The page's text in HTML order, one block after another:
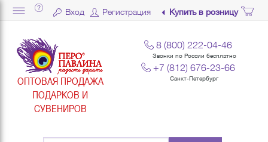
Вход Регистрация Купить в розницу
ОПТОВАЯ ПРОДАЖА
ПОДАРКОВ И
СУВЕНИРОВ
8 (800) 222-04-46
Звонки по России бесплатно
+7 (812) 676-23-66
Санкт-Петербург